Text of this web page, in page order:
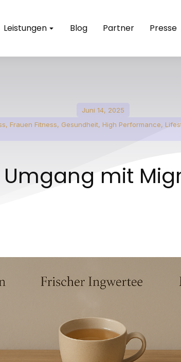
Leistungen Blog Partner Presse
Juni 14, 2025
, Frauen Fitness, Gesundheit, High Performance,
mit